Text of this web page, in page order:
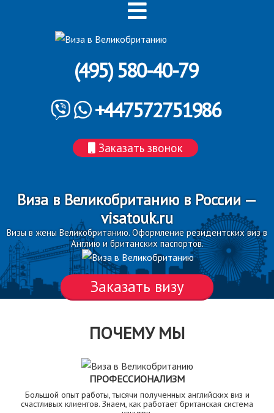
(495) 580-40-79
+447572751986
Заказать звонок
Виза в Великобританию в России —
visatouk.ru
Визы в жены Великобританию. Оформление резидентских виз в
Англию и британских паспортов.
Заказать визу
ПОЧЕМУ МЫ
ПРОФЕССИОНАЛИЗМ
Большой опыт работы, тысячи полученных английских виз и
счастливых клиентов. Знаем, как работает британская система